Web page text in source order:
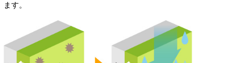
ます。